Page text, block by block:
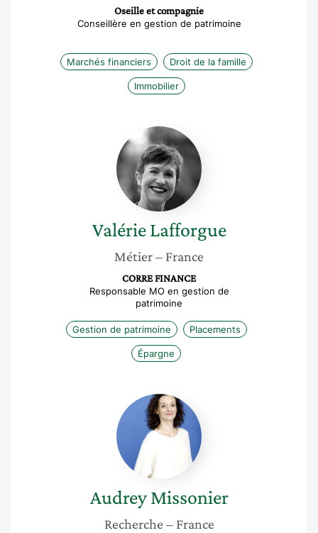
Oseille et compagnie
Conseillère en gestion de patrimoine
Marchés financiers Droit de la famille
Immobilier
Valérie
Lafforgue
Valérie Lafforgue
Métier– France
CORRE FINANCE
Responsable MO en gestion de
patrimoine
Gestion de patrimoine Placements
Épargne
Audrey
Missonier
Audrey Missonier
Recherche – France